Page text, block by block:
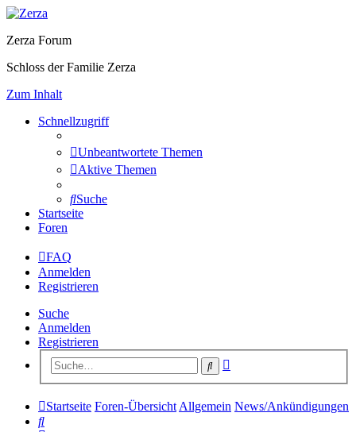
Zerza Forum
Schloss der Familie Zerza
Zum Inhalt
Schnellzugriff
Unbeantwortete Themen
Aktive Themen
Suche
Startseite
Foren
FAQ
Anmelden
Registrieren
Suche
Anmelden
Registrieren
Suche
Startseite Foren-Übersicht Allgemein News/Ankündigungen
Suche